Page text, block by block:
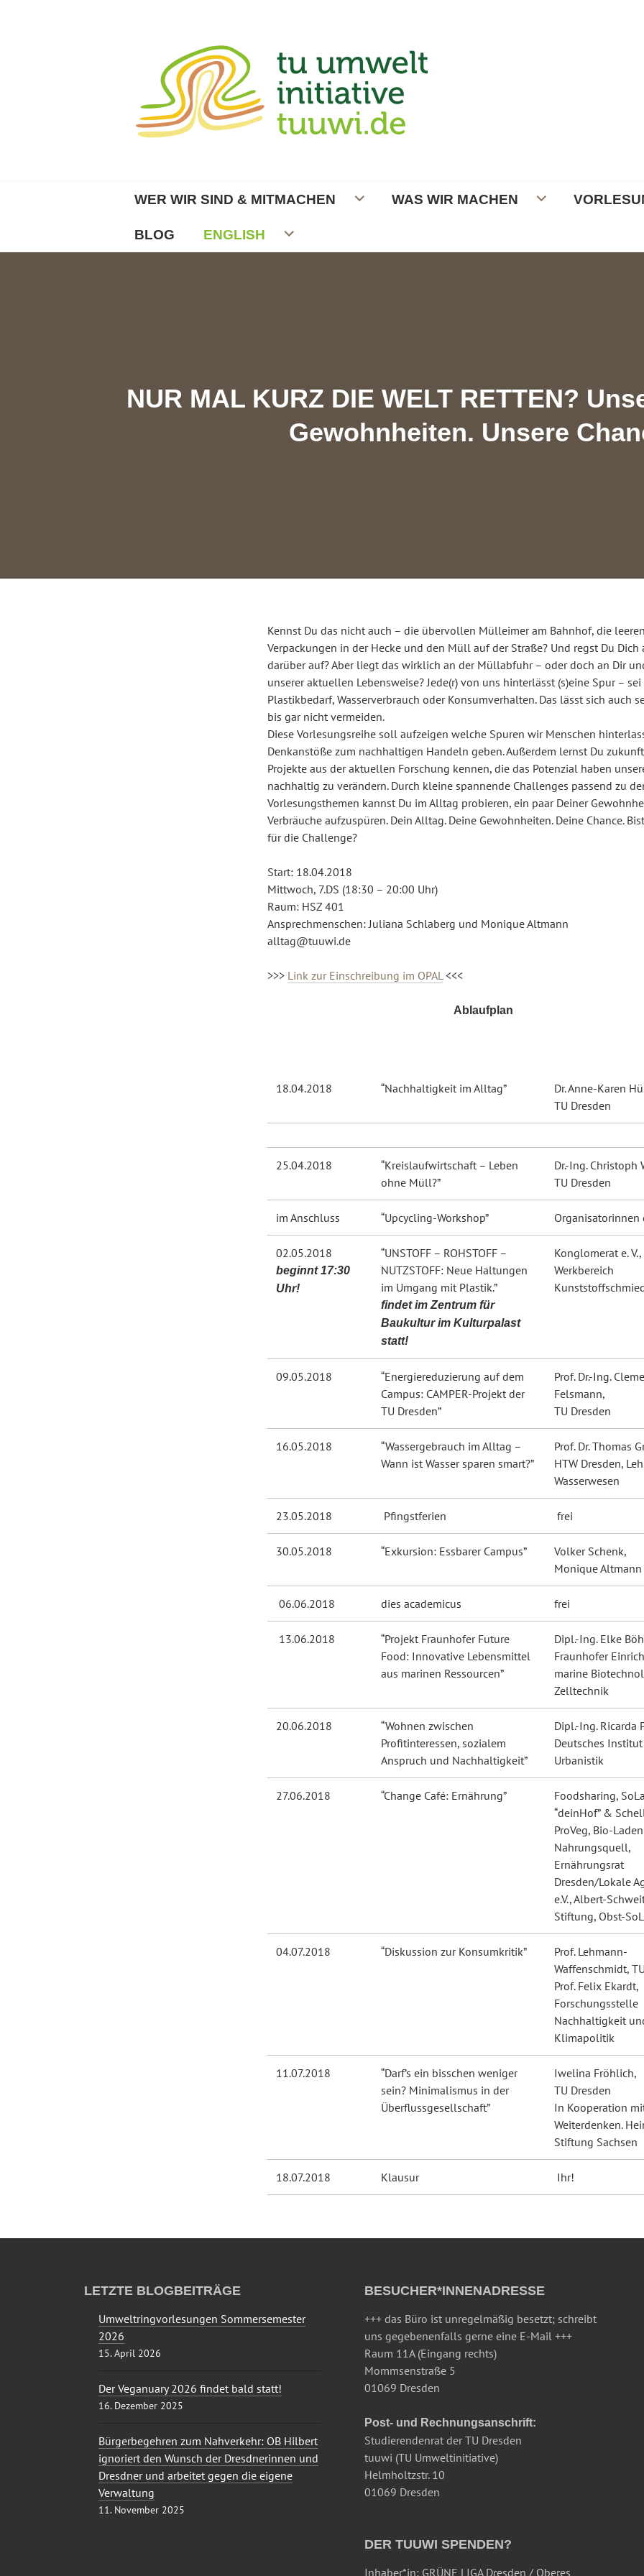
WER WIR SIND & MITMACHEN WAS WIR MACHEN
BLOG ENGLISH
NUR MAL KURZ DIE WELT RETTEN?
Gewohnheiten. Unsere
Kennst Du das nicht auch – die übervollen Mülleimer am Bahnhof, die leeren
Verpackungen in der Hecke und den Müll auf der Straße? Und regst Du Dich
darüber auf? Aber liegt das wirklich an der Müllabfuhr – oder doch an Dir
unserer aktuellen Lebensweise? Jede(r) von uns hinterlässt (s)eine Spur – sei
Plastikbedarf, Wasserverbrauch oder Konsumverhalten. Das lässt sich auch
bis gar nicht vermeiden.
Diese Vorlesungsreihe soll aufzeigen welche Spuren wir Menschen
Denkanstöße zum nachhaltigen Handeln geben. Außerdem lernst Du
Projekte aus der aktuellen Forschung kennen, die das Potenzial haben
nachhaltig zu verändern. Durch kleine spannende Challenges passend zu
Vorlesungsthemen kannst Du im Alltag probieren, ein paar Deiner
Verbräuche aufzuspüren. Dein Alltag. Deine Gewohnheiten. Deine Chance.
für die Challenge?
Start: 18.04.2018
Mittwoch, 7.DS (18:30 – 20:00 Uhr)
Raum: HSZ 401
Ansprechmenschen: Juliana Schlaberg und Monique Altmann
alltag@tuuwi.de
>>> Link zur Einschreibung im OPAL<<<
Ablaufplan
18.04.2018 “Nachhaltigkeit im Alltag”
Dr. Anne-Karen
TU Dresden
25.04.2018
“Kreislaufwirtschaft – Leben
ohne Müll?”
Dr.-Ing. Christoph
TU Dresden
im Anschluss “Upcycling-Workshop” Organisatorinnen
02.05.2018
beginnt 17:30
Uhr!
“UNSTOFF – ROHSTOFF –
NUTZSTOFF: Neue Haltungen
im Umgang mit Plastik.”
findet im Zentrum für
Baukultur im Kulturpalast
statt!
Konglomerat e. V.,
Werkbereich
09.05.2018
“Energiereduzierung auf dem
Campus: CAMPER-Projekt der
TU Dresden”
Prof. Dr.-Ing.
Felsmann,
TU Dresden
16.05.2018
“Wassergebrauch im Alltag –
Wann ist Wasser sparen smart?”
Prof. Dr. Thomas
HTW Dresden,
Wasserwesen
23.05.2018 Pfingstferien frei
30.05.2018 “Exkursion: Essbarer Campus”
Volker Schenk,
Monique Altmann
06.06.2018 dies academicus frei
13.06.2018
“Projekt Fraunhofer Future
Food: Innovative Lebensmittel
aus marinen Ressourcen”
Dipl.-Ing. Elke
Fraunhofer
marine
Zelltechnik
20.06.2018
“Wohnen zwischen
Profitinteressen, sozialem
Anspruch und Nachhaltigkeit”
Dipl.-Ing. Ricarda
Deutsches
Urbanistik
27.06.2018 “Change Café: Ernährung”
Foodsharing,
“deinHof” &
ProVeg, Bio-Laden
Nahrungsquell,
Ernährungsrat
Dresden/Lokale
e.V., Albert-
Stiftung, Obst-
04.07.2018 “Diskussion zur Konsumkritik”
Prof. Lehmann-
Waffenschmidt,
Prof. Felix Ekardt,
Forschungsstelle
Nachhaltigkeit
Klimapolitik
11.07.2018
“Darf’s ein bisschen weniger
sein? Minimalismus in der
Überflussgesellschaft”
Iwelina Fröhlich,
TU Dresden
In Kooperation
Weiterdenken.
Stiftung Sachsen
18.07.2018 Klausur Ihr!
LETZTE BLOGBEITRÄGE
Umweltringvorlesungen Sommersemester
2026
15. April 2026
Der Veganuary 2026 findet bald statt!
16. Dezember 2025
Bürgerbegehren zum Nahverkehr: OB Hilbert
ignoriert den Wunsch der Dresdnerinnen und
Dresdner und arbeitet gegen die eigene
Verwaltung
11. November 2025
BESUCHER*INNENADRESSE
+++ das Büro ist unregelmäßig besetzt; schreibt
uns gegebenenfalls gerne eine E-Mail +++
Raum 11A (Eingang rechts)
Mommsenstraße 5
01069 Dresden
Post- und Rechnungsanschrift:
Studierendenrat der TU Dresden
tuuwi (TU Umweltinitiative)
Helmholtzstr. 10
01069 Dresden
DER TUUWI SPENDEN?
Inhaber*in: GRÜNE LIGA Dresden / Oberes